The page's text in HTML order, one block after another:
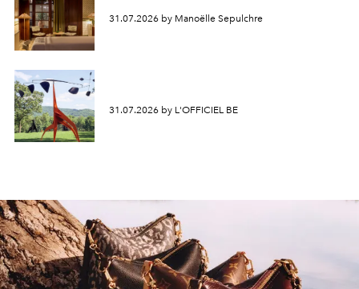
31.07.2026 by Manoëlle Sepulchre
31.07.2026 by L'OFFICIEL BE